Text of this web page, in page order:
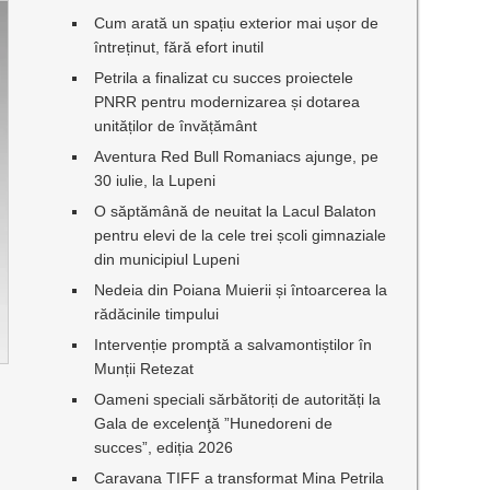
Cum arată un spațiu exterior mai ușor de
întreținut, fără efort inutil
Petrila a finalizat cu succes proiectele
PNRR pentru modernizarea și dotarea
unităților de învățământ
Aventura Red Bull Romaniacs ajunge, pe
30 iulie, la Lupeni
O săptămână de neuitat la Lacul Balaton
pentru elevi de la cele trei școli gimnaziale
din municipiul Lupeni
Nedeia din Poiana Muierii și întoarcerea la
rădăcinile timpului
Intervenție promptă a salvamontiștilor în
Munții Retezat
Oameni speciali sărbătoriți de autorități la
Gala de excelenţă ”Hunedoreni de
succes”, ediția 2026
Caravana TIFF a transformat Mina Petrila